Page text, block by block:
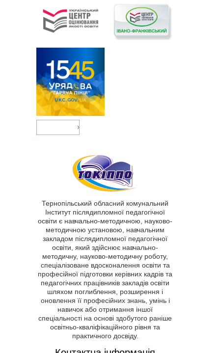
Тернопільський обласний комунальний
Інститут післядипломної педагогічної
освіти є навчально-методичною, науково-
методичною установою, навчальним
закладом післядипломної педагогічної
освіти, який здійснює навчально-
методичну, науково-методичну роботу,
спеціалізоване вдосконалення освіти та
професійної підготовки керівних кадрів та
педагогічних працівників закладів освіти
шляхом поглиблення, розширення і
оновлення її професійних знань, умінь і
навичок або отримання іншої
спеціальності на основі здобутого раніше
освітньо-кваліфікаційного рівня та
практичного досвіду.
Контактна інформація